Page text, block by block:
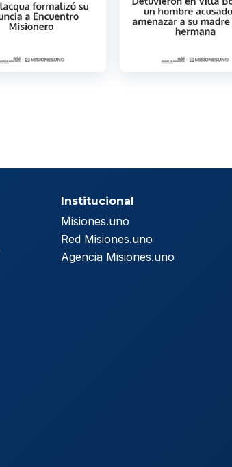
Institucional
Misiones.uno
Red Misiones.uno
Agencia Misiones.uno